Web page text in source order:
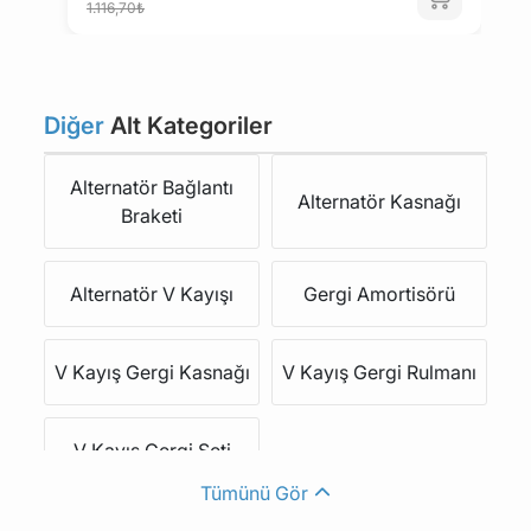
ZASTAVA
SANTANA
TATA PIAGGIO
HYUNDAI KIA
DAEWOO WARTBURG
RENAULT TRUCKS
1.116,70₺
Diğer Alt Kategoriler
Alternatör Bağlantı
Braketi
Alternatör Kasnağı
Alternatör V Kayışı Gergi Amortisörü
V Kayış Gergi Kasnağı V Kayış Gergi Rulmanı
V Kayış Gergi Seti
Tümünü Gör